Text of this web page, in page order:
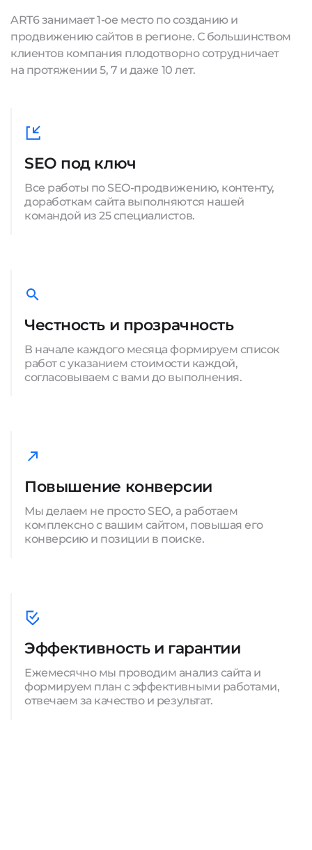
ART6 занимает 1-ое место по созданию и
продвижению сайтов в регионе. С большинством
клиентов компания плодотворно сотрудничает
на протяжении 5, 7 и даже 10 лет.
SEO под ключ
Все работы по SEO-продвижению, контенту,
доработкам сайта выполняются нашей
командой из 25 специалистов.
Честность и прозрачность
В начале каждого месяца формируем список
работ с указанием стоимости каждой,
согласовываем с вами до выполнения.
Повышение конверсии
Мы делаем не просто SEO, а работаем
комплексно с вашим сайтом, повышая его
конверсию и позиции в поиске.
Эффективность и гарантии
Ежемесячно мы проводим анализ сайта и
формируем план с эффективными работами,
отвечаем за качество и результат.